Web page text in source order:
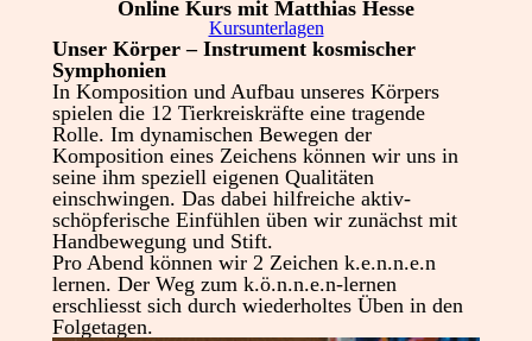
Online Kurs mit Matthias Hesse
Kursunterlagen
Unser Körper – Instrument kosmischer
Symphonien
In Komposition und Aufbau unseres Körpers
spielen die 12 Tierkreiskräfte eine tragende
Rolle. Im dynamischen Bewegen der
Komposition eines Zeichens können wir uns in
seine ihm speziell eigenen Qualitäten
einschwingen. Das dabei hilfreiche aktiv-
schöpferische Einfühlen üben wir zunächst mit
Handbewegung und Stift.
Pro Abend können wir 2 Zeichen k.e.n.n.e.n
lernen. Der Weg zum k.ö.n.n.e.n-lernen
erschliesst sich durch wiederholtes Üben in den
Folgetagen.